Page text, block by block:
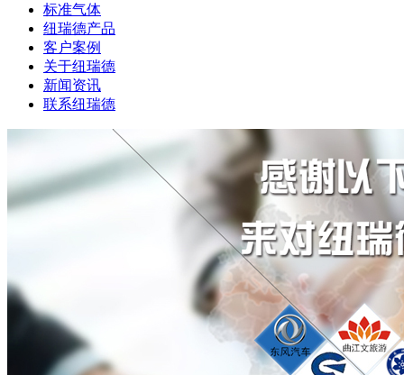
标准气体
纽瑞德产品
客户案例
关于纽瑞德
新闻资讯
联系纽瑞德